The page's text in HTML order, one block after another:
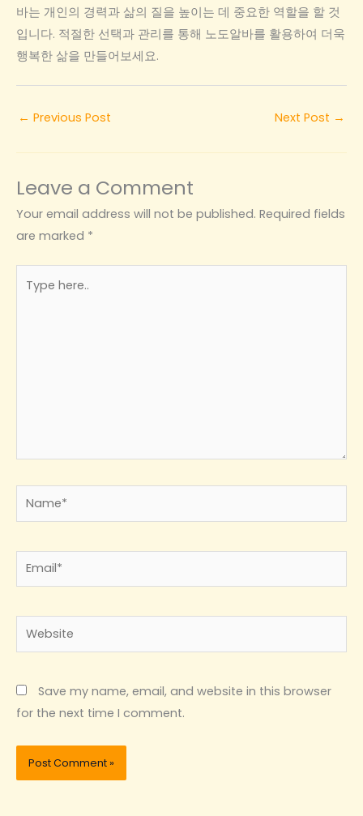
바는 개인의 경력과 삶의 질을 높이는 데 중요한 역할을 할 것
입니다. 적절한 선택과 관리를 통해 노도알바를 활용하여 더욱
행복한 삶을 만들어보세요.
← Previous Post Next Post →
Leave a Comment
Your email address will not be published. Required fields
are marked *
here..
Name*
Email*
Website
Save my name, email, and website in this browser
for the next time I comment.